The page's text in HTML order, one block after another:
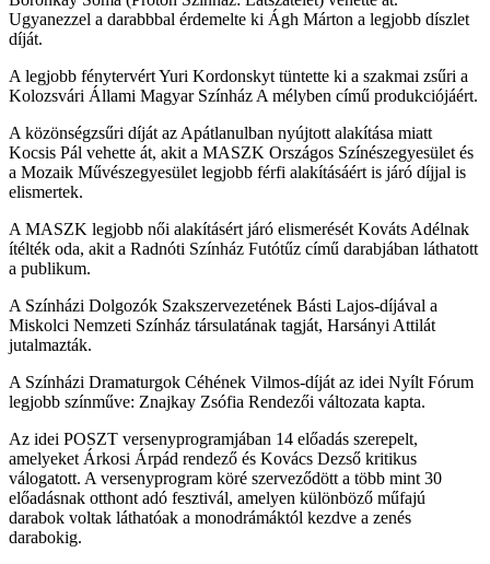
Ugyanezzel a darabbbal érdemelte ki Ágh Márton a legjobb díszlet
díját.
A legjobb fénytervért Yuri Kordonskyt tüntette ki a szakmai zsűri a
Kolozsvári Állami Magyar Színház A mélyben című produkciójáért.
A közönségzsűri díját az Apátlanulban nyújtott alakítása miatt
Kocsis Pál vehette át, akit a MASZK Országos Színészegyesület és
a Mozaik Művészegyesület legjobb férfi alakításáért is járó díjjal is
elismertek.
A MASZK legjobb női alakításért járó elismerését Kováts Adélnak
ítélték oda, akit a Radnóti Színház Futótűz című darabjában láthatott
a publikum.
A Színházi Dolgozók Szakszervezetének Básti Lajos-díjával a
Miskolci Nemzeti Színház társulatának tagját, Harsányi Attilát
jutalmazták.
A Színházi Dramaturgok Céhének Vilmos-díját az idei Nyílt Fórum
legjobb színműve: Znajkay Zsófia Rendezői változata kapta.
Az idei POSZT versenyprogramjában 14 előadás szerepelt,
amelyeket Árkosi Árpád rendező és Kovács Dezső kritikus
válogatott. A versenyprogram köré szerveződött a több mint 30
előadásnak otthont adó fesztivál, amelyen különböző műfajú
darabok voltak láthatóak a monodrámáktól kezdve a zenés
darabokig.